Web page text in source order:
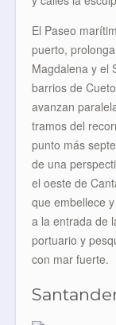
El Paseo
puerto,
Magdalena y el
barrios de
avanzan
tramos del
punto más
de una
el oeste de
que embellece
a la entrada de
portuario y
con mar fuerte.